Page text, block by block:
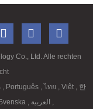
Co., Ltd. Alle rechten
, Português , ไทย , Việt , 한
, ,